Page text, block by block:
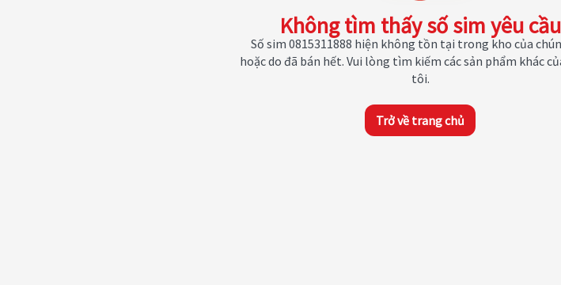
Không tìm thấy số sim yêu cầu
Số sim 0815311888 hiện không tồn tại trong kho của
hoặc do đã bán hết. Vui lòng tìm kiếm các sản phẩm khác
tôi.
Trở về trang chủ